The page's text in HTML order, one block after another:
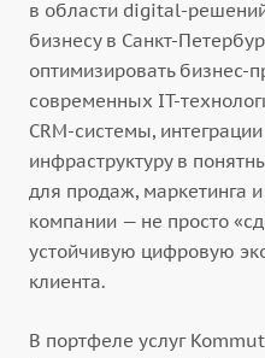
в области digital-
бизнесу в Санкт-
оптимизировать бизнес-
современных IT-
CRM-системы,
инфраструктуру в
для продаж, маркетинга
компании — не просто
устойчивую цифровую
клиента.
В портфеле услуг